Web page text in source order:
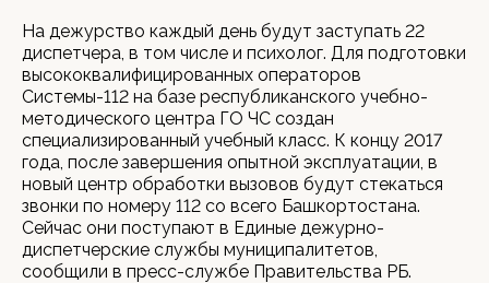
На дежурство каждый день будут заступать 22
диспетчера, в том числе и психолог. Для подготовки
высококвалифицированных операторов
Системы-112 на базе республиканского учебно-
методического центра ГО ЧС создан
специализированный учебный класс. К концу 2017
года, после завершения опытной эксплуатации, в
новый центр обработки вызовов будут стекаться
звонки по номеру 112 со всего Башкортостана.
Сейчас они поступают в Единые дежурно-
диспетчерские службы муниципалитетов,
сообщили в пресс-службе Правительства РБ.